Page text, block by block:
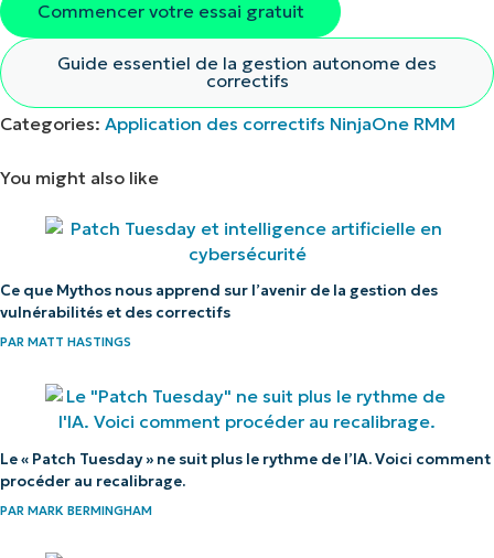
Commencer votre essai gratuit
Guide essentiel de la gestion autonome des
correctifs
Categories: Application des correctifs NinjaOne RMM
You might also like
Ce que Mythos nous apprend sur l’avenir de la gestion des
vulnérabilités et des correctifs
PAR MATT HASTINGS
Le « Patch Tuesday » ne suit plus le rythme de l’IA. Voici comment
procéder au recalibrage.
PAR MARK BERMINGHAM
Pas de carte de crédit requise, accès complet
à toutes les fonctionnalités.
Prénom
et
Nom*
Business
email*
Phone
Pays
name*